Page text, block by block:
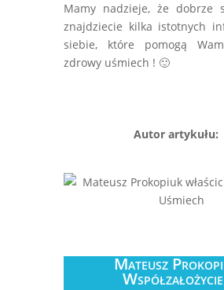
Mamy nadzieje, że dobrze
znajdziecie kilka istotnych
siebie, które pomogą
zdrowy uśmiech ! 🙂
Autor artykułu:
Mateusz